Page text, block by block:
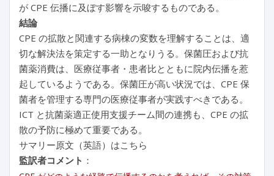
が CPE 伝播に及ぼす影響を示唆するものである。
結論
CPE の拡散と関連する病棟の変数を理解することは、適
切な解決法を策定する一助となりうる。保菌圧および抗
菌薬消費は、医療従事者・患者比とともに院内伝播を惹
起しているようである。保菌圧が高い状況では、CPE 保
菌者を管理する専門の医療従事者が実践すべきである。
ICT と抗菌薬適正使用支援チーム間の連携も、CPE の拡
散の予防に極めて重要である。
サマリー原文（英語）はこちら
監訳者コメント ：